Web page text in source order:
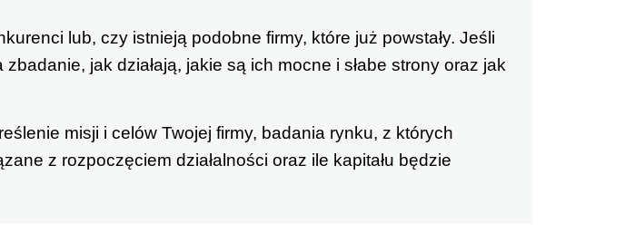
lub, czy istnieją podobne firmy, które już powstały. Jeśli
jak działają, jakie są ich mocne i słabe strony oraz jak
misji i celów Twojej firmy, badania rynku, z których
z rozpoczęciem działalności oraz ile kapitału będzie